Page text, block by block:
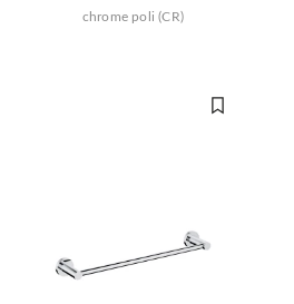
chrome poli (CR)